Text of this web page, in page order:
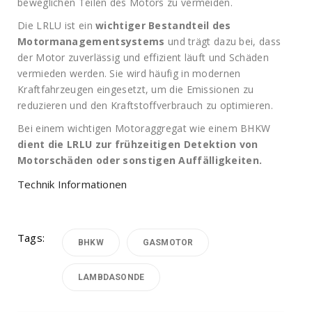
Die LRLU ist einwichtiger Bestandteil des
Motormanagementsystems und trägt dazu bei, dass
der Motor zuverlässig und effizient läuft und Schäden
vermieden werden. Sie wird häufig in modernen
Kraftfahrzeugen eingesetzt, um die Emissionen zu
reduzieren und den Kraftstoffverbrauch zu optimieren.
Bei einem wichtigen Motoraggregat wie einem BHKW
dient die LRLU zur frühzeitigen Detektion von
Motorschäden oder sonstigen Auffälligkeiten.
Technik Informationen
Tags: BHKW GASMOTOR
LAMBDASONDE